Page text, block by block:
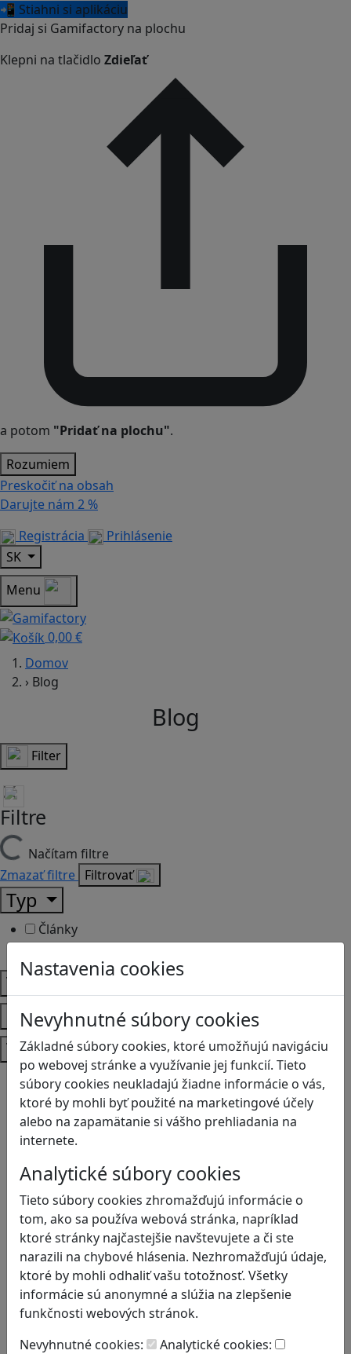
📲 Stiahni si aplikáciu
Pridaj si Gamifactory na plochu
Klepni na tlačidlo Zdieľať
a potom "Pridať na plochu".
Rozumiem
Preskočiť na obsah
Darujte nám 2 %
Registrácia
Prihlásenie
SK
Menu
0,00 €
Nastavenia cookies
Nevyhnutné súbory cookies
Základné súbory cookies, ktoré umožňujú navigáciu
po webovej stránke a využívanie jej funkcií. Tieto
súbory cookies neukladajú žiadne informácie o vás,
ktoré by mohli byť použité na marketingové účely
alebo na zapamätanie si vášho prehliadania na
internete.
Analytické súbory cookies
Tieto súbory cookies zhromažďujú informácie o
tom, ako sa používa webová stránka, napríklad
ktoré stránky najčastejšie navštevujete a či ste
narazili na chybové hlásenia. Nezhromažďujú údaje,
ktoré by mohli odhaliť vašu totožnosť. Všetky
informácie sú anonymné a slúžia na zlepšenie
funkčnosti webových stránok.
Nevyhnutné cookies:
Analytické cookies:
Domov
› Blog
Blog
Filter
Filtre
Načítam filtre
Zmazať filtre Filtrovať
Typ
Články
Recenzie
Vek
Predmety
Témy
Bezpečnosť na internete
Čítanie s porozumením
Digitálna rovnováha
Ekológia
Kreativita
Kritické myslenie
Kyberšikana
Logické myslenie
Ľudské práva a tolerancia
Motorika a koncentrácia
Programovanie/Technika
Sociálne zručnosti a kooperácia
Strategické myslenie
Zdravie a pohyb